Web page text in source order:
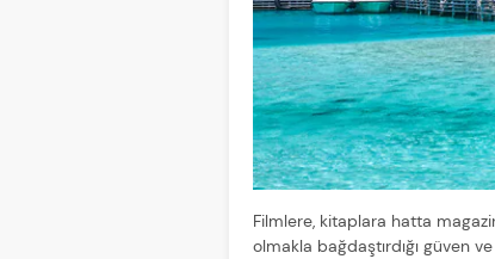
Filmlere, kitaplara hatta
olmakla bağdaştırdığı güven